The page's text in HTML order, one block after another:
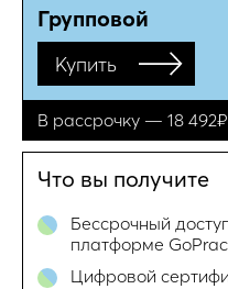
Групповой
Купить
В рассрочку — 18
Что вы получите
Бессрочный
платформе
Цифровой